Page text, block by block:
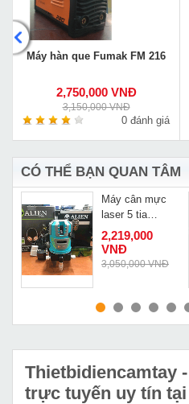
Máy hàn que Fumak FM 216
2,750,000 VNĐ
3,150,000 VNĐ
0 đánh giá
CÓ THỂ BẠN QUAN TÂM
MUA NGAY
Máy cân mực
laser 5 tia
xanh Alien
AL5-25
2,219,000
VNĐ
3,050,000 VNĐ
Thietbidiencamtay
trực tuyến uy tín tại